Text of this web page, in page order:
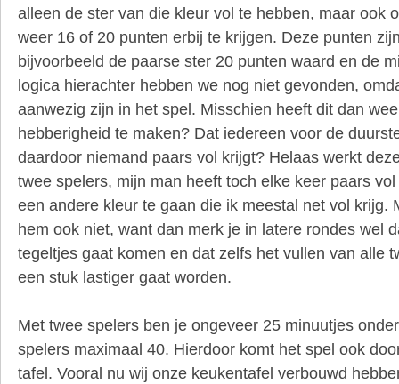
alleen de ster van die kleur vol te hebben, maar ook
weer 16 of 20 punten erbij te krijgen. Deze punten
bijvoorbeeld de paarse ster 20 punten waard en de
logica hierachter hebben we nog niet gevonden,
aanwezig zijn in het spel. Misschien heeft dit dan
hebberigheid te maken? Dat iedereen voor de
daardoor niemand paars vol krijgt? Helaas werkt
twee spelers, mijn man heeft toch elke keer paars
een andere kleur te gaan die ik meestal net vol krijg.
hem ook niet, want dan merk je in latere rondes wel
tegeltjes gaat komen en dat zelfs het vullen van alle
een stuk lastiger gaat worden.
Met twee spelers ben je ongeveer 25 minuutjes
spelers maximaal 40. Hierdoor komt het spel ook
tafel. Vooral nu wij onze keukentafel verbouwd